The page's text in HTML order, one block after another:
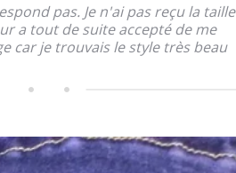
pas. Je n'ai pas reçu la taille
a tout de suite accepté de me
car je trouvais le style très beau